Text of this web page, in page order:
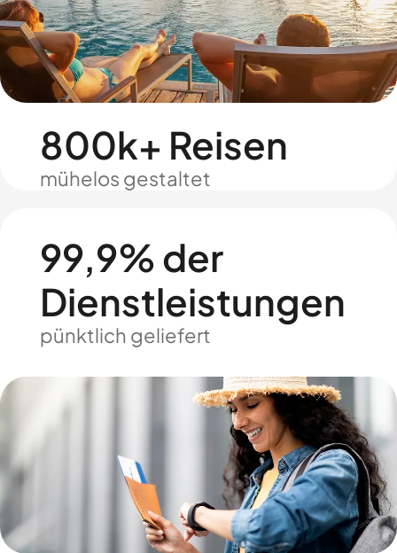
800k+ Reisen
mühelos gestaltet
99,9% der
Dienstleistungen
pünktlich geliefert